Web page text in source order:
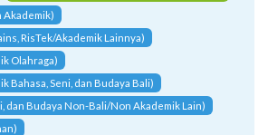
Akademik)
RisTek/Akademik Lainnya)
Olahraga)
Bahasa, Seni, dan Budaya Bali)
dan Budaya Non-Bali/Non Akademik Lain)